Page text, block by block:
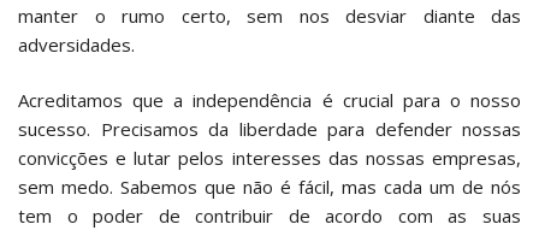
manter o rumo certo, sem nos desviar diante das
adversidades.
Acreditamos que a independência é crucial para o nosso
sucesso. Precisamos da liberdade para defender nossas
convicções e lutar pelos interesses das nossas empresas,
sem medo. Sabemos que não é fácil, mas cada um de nós
tem o poder de contribuir de acordo com as suas